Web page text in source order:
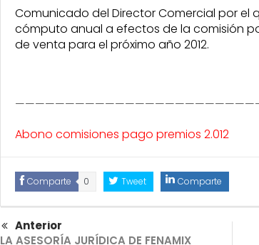
Comunicado del Director Comercial por el
cómputo anual a efectos de la comisión
de venta para el próximo año 2012.
Abono comisiones pago premios 2.012
Comparte 0 Tweet Comparte
Anterior
LA ASESORÍA JURÍDICA DE FENAMIX